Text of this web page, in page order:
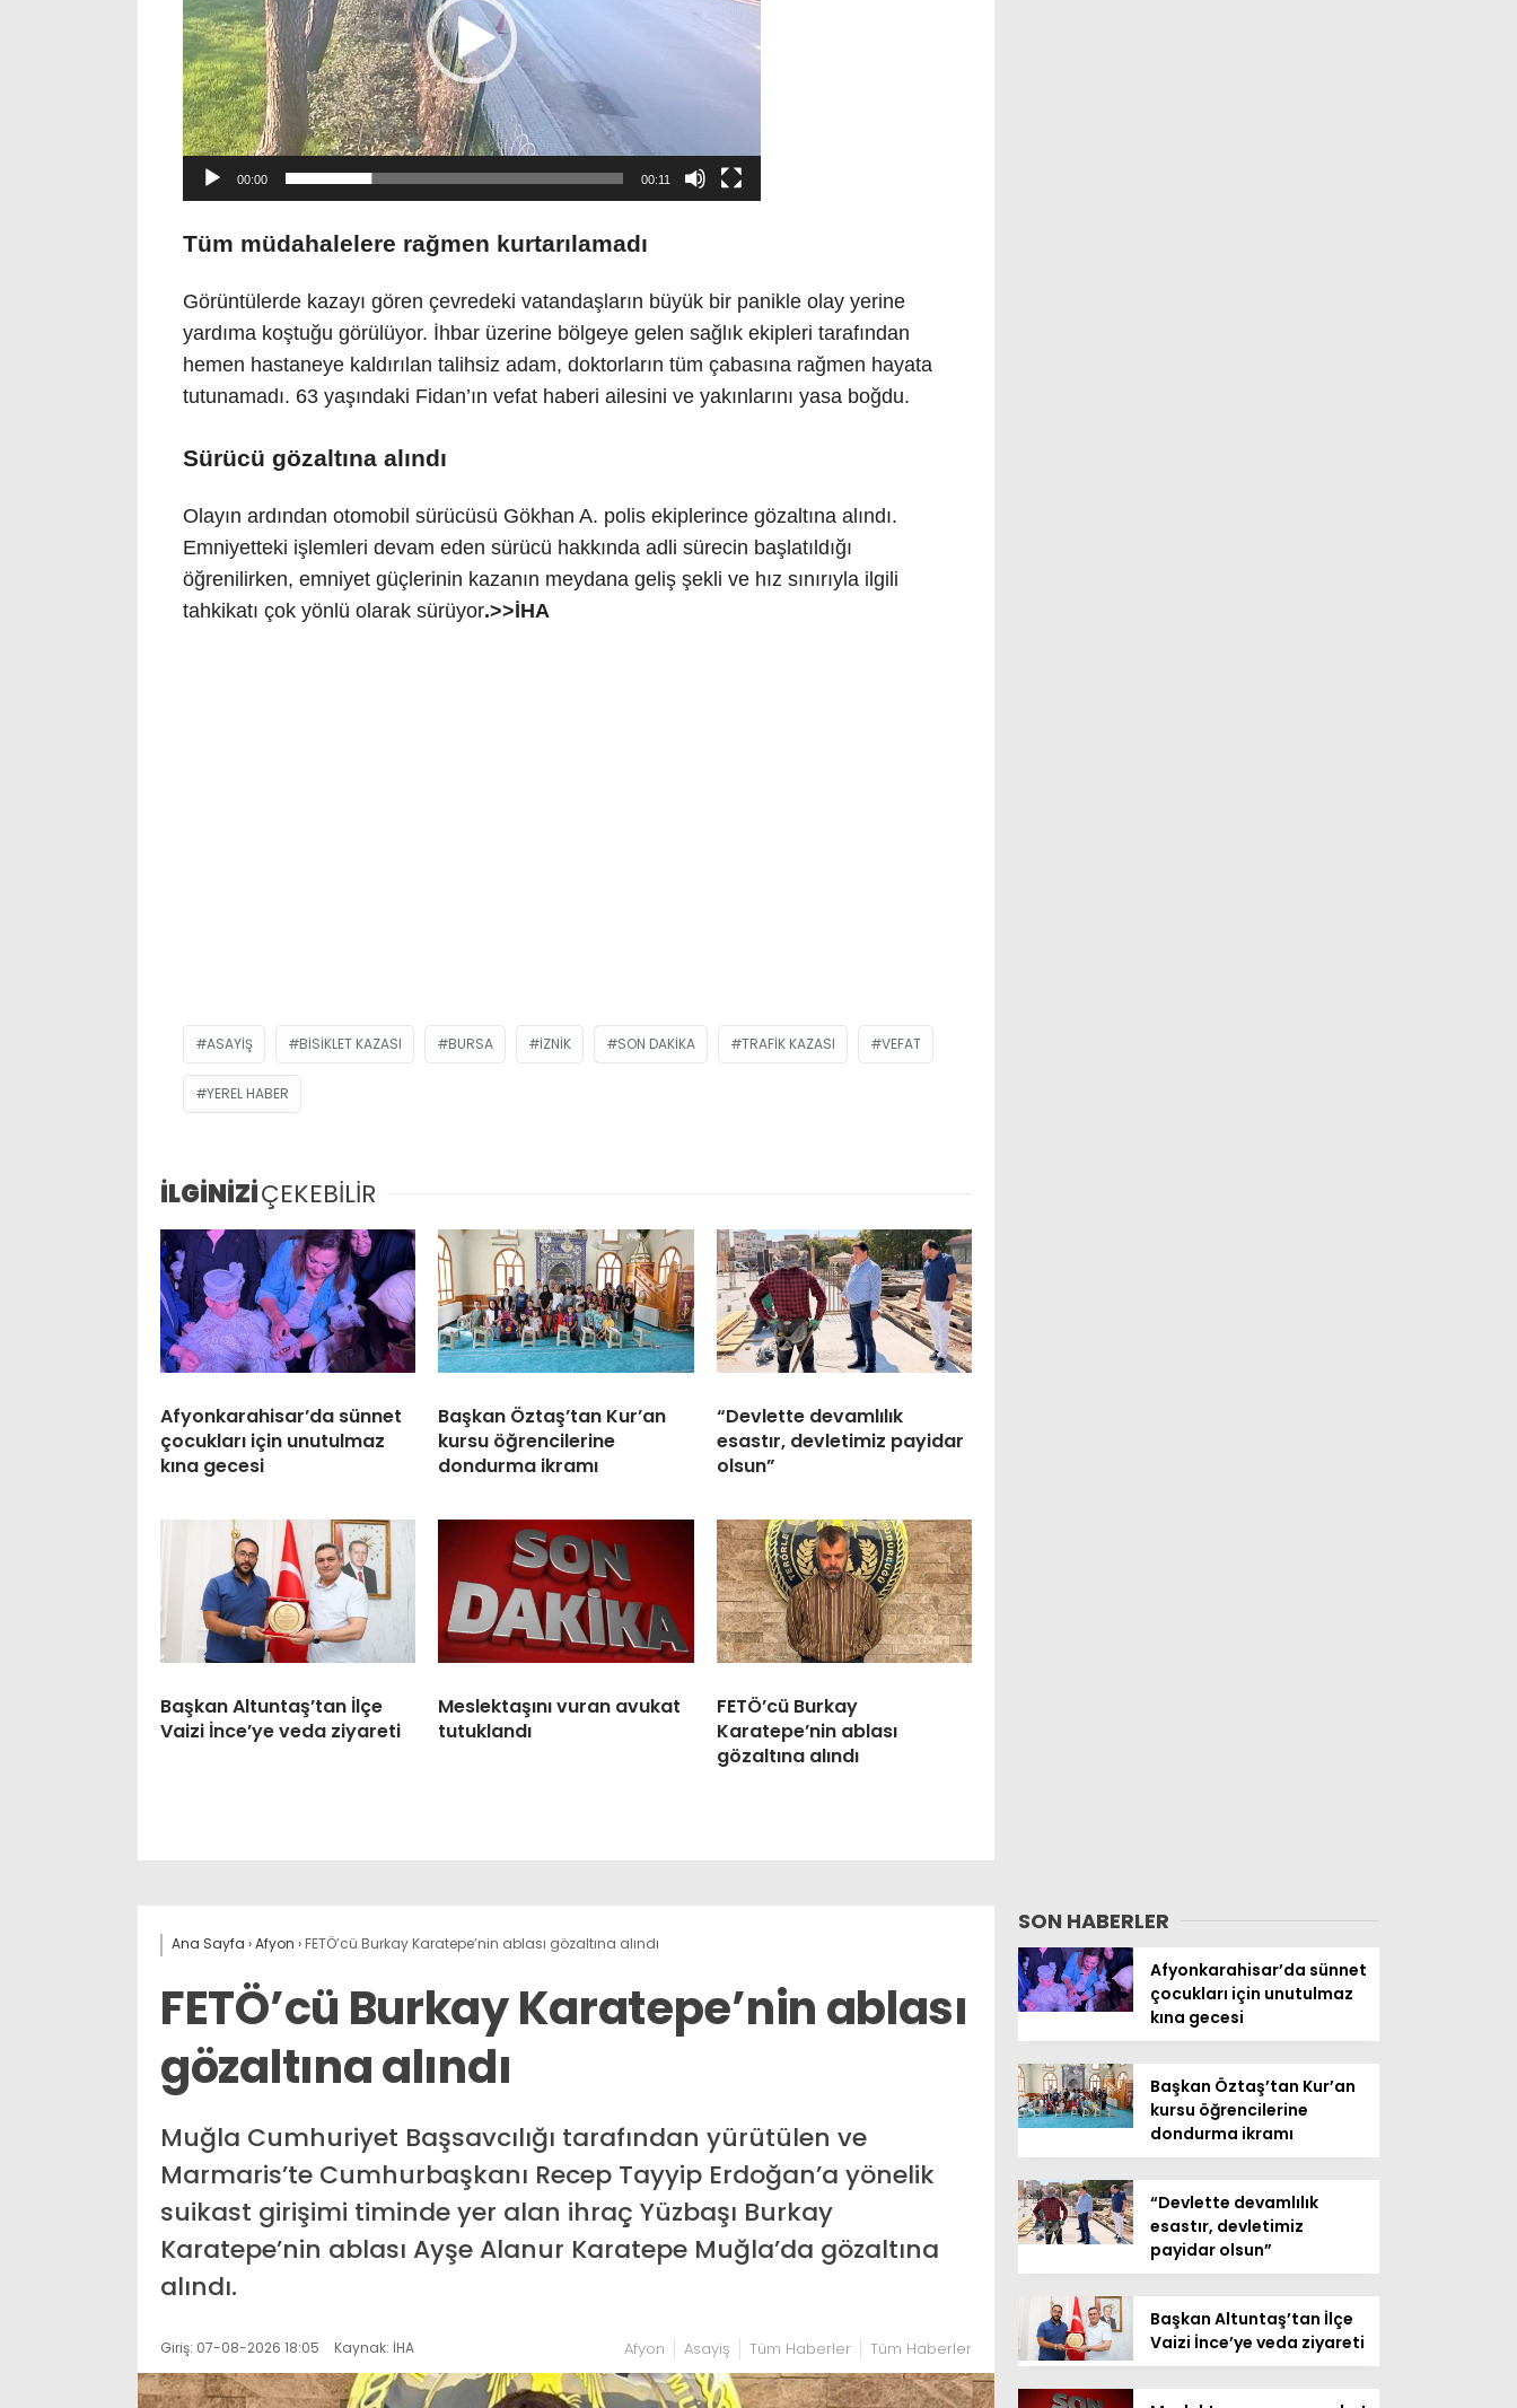
00:00 00:11
Tüm müdahalelere rağmen kurtarılamadı
Görüntülerde kazayı gören çevredeki vatandaşların büyük bir panikle olay yerine
yardıma koştuğu görülüyor. İhbar üzerine bölgeye gelen sağlık ekipleri tarafından
hemen hastaneye kaldırılan talihsiz adam, doktorların tüm çabasına rağmen hayata
tutunamadı. 63 yaşındaki Fidan’ın vefat haberi ailesini ve yakınlarını yasa boğdu.
Sürücü gözaltına alındı
Olayın ardından otomobil sürücüsü Gökhan A. polis ekiplerince gözaltına alındı.
Emniyetteki işlemleri devam eden sürücü hakkında adli sürecin başlatıldığı
öğrenilirken, emniyet güçlerinin kazanın meydana geliş şekli ve hız sınırıyla ilgili
tahkikatı çok yönlü olarak sürüyor.>>İHA
ASAYIŞ BISIKLET KAZASI BURSA İZNIK SON DAKIKA TRAFIK KAZASI VEFAT
YEREL HABER
İLGİNİZİÇEKEBİLİR
Afyonkarahisar’da sünnet
çocukları için unutulmaz
kına gecesi
Başkan Öztaş’tan Kur’an
kursu öğrencilerine
dondurma ikramı
“Devlette devamlılık
esastır, devletimiz payidar
olsun”
Başkan Altuntaş’tan İlçe
Vaizi İnce’ye veda ziyareti
Meslektaşını vuran avukat
tutuklandı
FETÖ’cü Burkay
Karatepe’nin ablası
gözaltına alındı
Ana Sayfa ›Afyon › FETÖ’cü Burkay Karatepe’nin ablası gözaltına alındı
FETÖ’cü Burkay Karatepe’nin ablası
gözaltına alındı
Muğla Cumhuriyet Başsavcılığı tarafından yürütülen ve
Marmaris’te Cumhurbaşkanı Recep Tayyip Erdoğan’a yönelik
suikast girişimi timinde yer alan ihraç Yüzbaşı Burkay
Karatepe’nin ablası Ayşe Alanur Karatepe Muğla’da gözaltına
alındı.
Giriş: 07-08-2026 18:05 Kaynak: İHA Afyon Asayiş Tüm Haberler Tüm Haberler
SON HABERLER
Afyonkarahisar’da sünnet
çocukları için unutulmaz
kına gecesi
Başkan Öztaş’tan Kur’an
kursu öğrencilerine
dondurma ikramı
“Devlette devamlılık
esastır, devletimiz
payidar olsun”
Başkan Altuntaş’tan İlçe
Vaizi İnce’ye veda ziyareti